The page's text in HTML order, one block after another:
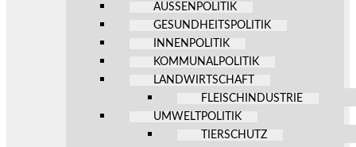
AUSSENPOLITIK
GESUNDHEITSPOLITIK
INNENPOLITIK
KOMMUNALPOLITIK
LANDWIRTSCHAFT
FLEISCHINDUSTRIE
UMWELTPOLITIK
TIERSCHUTZ